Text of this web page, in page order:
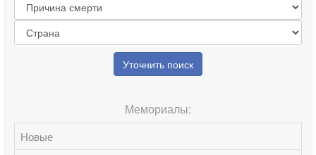
Уточнить поиск
Мемориалы:
Новые